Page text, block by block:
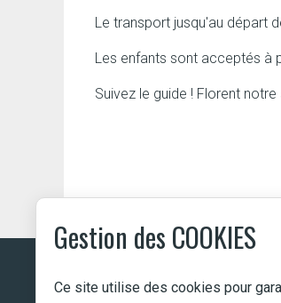
Le transport jusqu'au départ
Les enfants sont acceptés à
Suivez le guide ! Florent
Gestion des COOKIES
Ce site utilise des cookies pour